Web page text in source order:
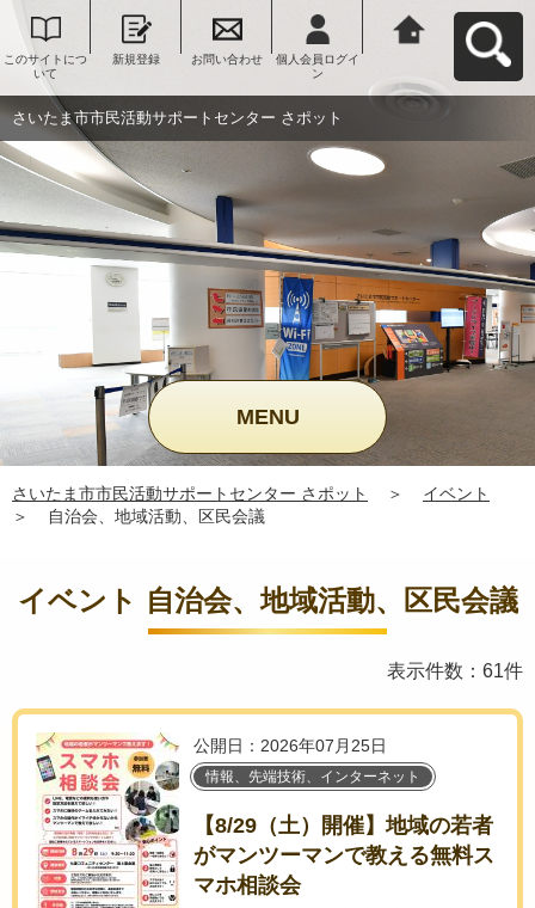
このサイトにつ
いて
新規登録 お問い合わせ
個人会員ログイ
ン
ンター さポット
へ戻る
さいたま市市民活動サポートセンター さポット
MENU
さいたま市市民活動サポートセンター さポット ＞
イベント
＞
自治会、地域活動、区民会議
イベント 自治会、地域活動、区民会議
表示件数：61件
公開日：2026年07月25日
情報、先端技術、インターネット
【8/29（土）開催】地域の若者
がマンツーマンで教える無料ス
マホ相談会